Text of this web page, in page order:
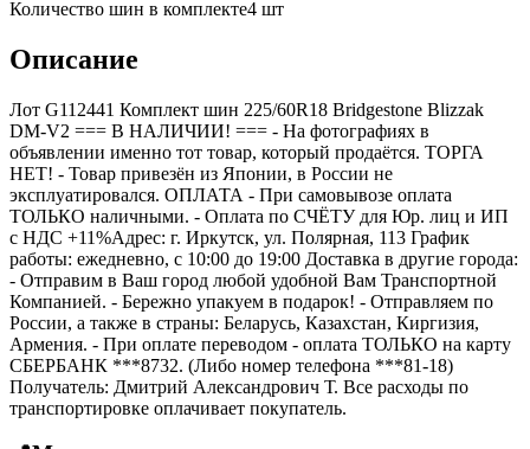
Количество шин в комплекте4 шт
Описание
Лот G112441 Комплект шин 225/60R18 Bridgestone Blizzak
DM-V2 === B НАЛИЧИИ! === - На фотографиях в
объявлении именно тот товар, который продаётся. ТОРГА
НЕТ! - Товар привезён из Японии, в России не
эксплуатировался. ОПЛАТА - При самовывозе оплата
ТОЛЬКО наличными. - Оплата по СЧЁТУ для Юр. лиц и ИП
с НДС +11%Адрес: г. Иркутск, ул. Полярная, 113 График
работы: ежедневно, с 10:00 до 19:00 Доставка в другие города:
- Отправим в Ваш город любой удобной Вам Транспортной
Компанией. - Бережно упакуем в подарок! - Отправляем по
России, а также в страны: Беларусь, Казахстан, Киргизия,
Армения. - При оплате переводом - оплата ТОЛЬКО на карту
СБЕРБАНК ***8732. (Либо номер телефона ***81-18)
Получатель: Дмитрий Александрович Т. Все расходы по
транспортировке оплачивает покупатель.